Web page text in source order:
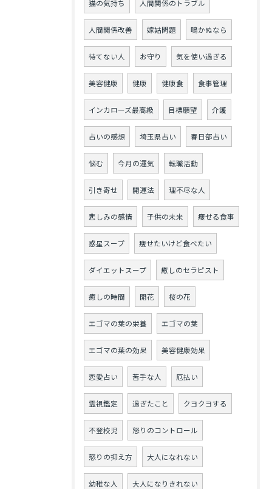
猫の気持ち 人間関係のトラブル
人間関係改善 嫁姑問題 鳴かぬなら
待てない人 お守り 気を使い過ぎる
美容健康 健康 健康食 食事管理
インカローズ最高級 目標願望 介護
占いの感想 埼玉県占い 春日部占い
悩む 今月の運気 転職活動
引き寄せ 開運法 理不尽な人
悲しみの感情 子供の未来 痩せる食事
惑星スープ 痩せたいけど食べたい
ダイエットスープ 癒しのセラピスト
癒しの時間 開花 桜の花
エゴマの葉の栄養 エゴマの葉
エゴマの葉の効果 美容健康効果
恋愛占い 苦手な人 厄払い
霊視鑑定 過ぎたこと クヨクヨする
不登校児 怒りのコントロール
怒りの抑え方 大人になれない
幼稚な人 大人になりきれない